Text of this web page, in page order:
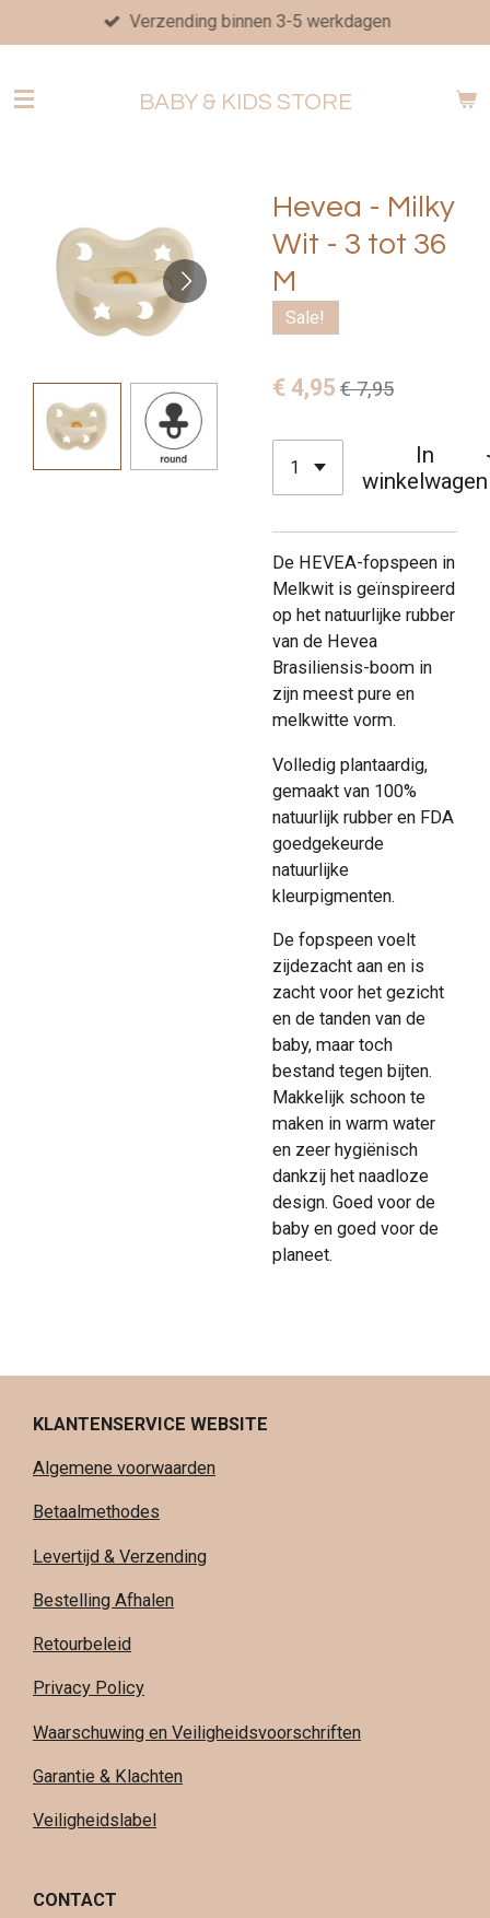
direct
de
Verzending binnen 3-5 werkdagen
BABY & KIDS STORE
Hevea - Milky
Wit - 3 tot 36
M
Sale!
€ 4,95 € 7,95
In
winkelwagen
De HEVEA-fopspeen in
Melkwit is geïnspireerd
op het natuurlijke rubber
van de Hevea
Brasiliensis-boom in
zijn meest pure en
melkwitte vorm.
Volledig plantaardig,
gemaakt van 100%
natuurlijk rubber en FDA
goedgekeurde
natuurlijke
kleurpigmenten.
De fopspeen voelt
zijdezacht aan en is
zacht voor het gezicht
en de tanden van de
baby, maar toch
bestand tegen bijten.
Makkelijk schoon te
maken in warm water
en zeer hygiënisch
dankzij het naadloze
design. Goed voor de
baby en goed voor de
planeet.
KLANTENSERVICE WEBSITE
Algemene voorwaarden
Betaalmethodes
Levertijd & Verzending
Bestelling Afhalen
Retourbeleid
Privacy Policy
Waarschuwing en Veiligheidsvoorschriften
Garantie & Klachten
Veiligheidslabel
CONTACT